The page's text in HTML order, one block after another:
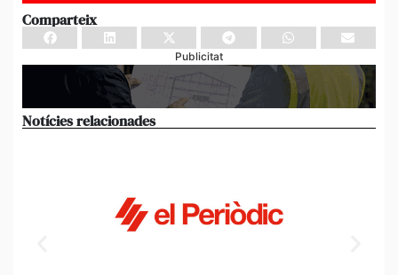
Comparteix
Publicitat
Notícies relacionades